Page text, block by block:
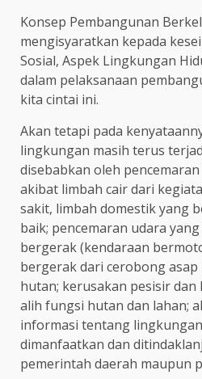
Konsep Pembangunan
mengisyaratkan kepada
Sosial, Aspek Lingkungan
dalam pelaksanaan
kita cintai ini.
Akan tetapi pada
lingkungan masih terus
disebabkan oleh
akibat limbah cair dari
sakit, limbah domestik yang
baik; pencemaran udara
bergerak (kendaraan
bergerak dari cerobong
hutan; kerusakan pesisir
alih fungsi hutan dan lahan;
informasi tentang
dimanfaatkan dan
pemerintah daerah maupun